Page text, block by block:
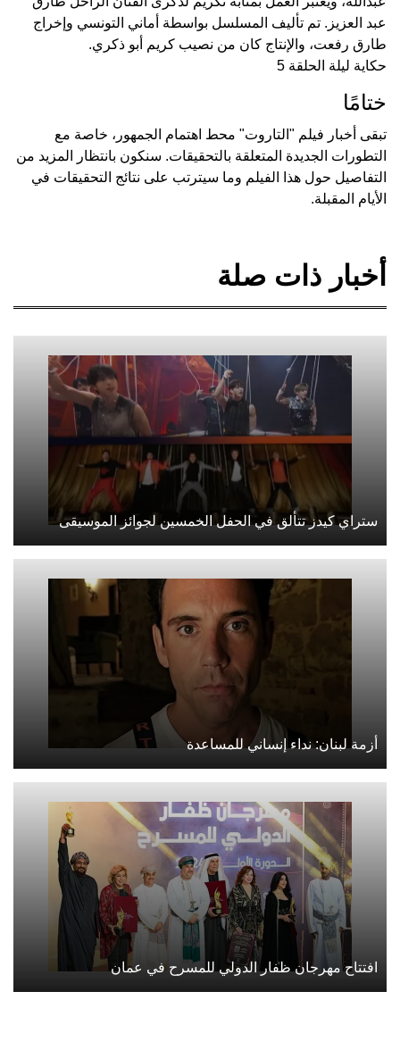
عبد العزيز. تم تأليف المسلسل بواسطة أماني التونسي وإخراج
طارق رفعت، والإنتاج كان من نصيب كريم أبو ذكري.
حكاية ليلة الحلقة 5
ختامًا
تبقى أخبار فيلم "التاروت" محط اهتمام الجمهور، خاصة مع
التطورات الجديدة المتعلقة بالتحقيقات. سنكون بانتظار المزيد من
التفاصيل حول هذا الفيلم وما سيترتب على نتائج التحقيقات في
الأيام المقبلة.
أخبار ذات صلة
ستراي كيدز تتألق في الحفل الخمسين لجوائز الموسيقى
أزمة لبنان: نداء إنساني للمساعدة
افتتاح مهرجان ظفار الدولي للمسرح في عمان